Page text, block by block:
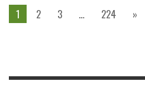
1 2 3 … 224 »